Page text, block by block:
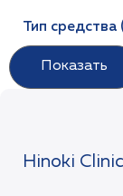
Тип средства
Hinoki